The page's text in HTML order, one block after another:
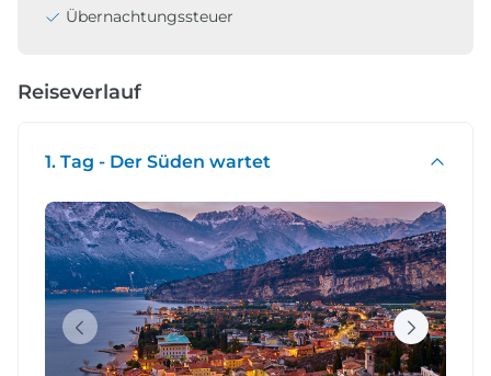
Übernachtungssteuer
Reiseverlauf
1. Tag - Der Süden wartet